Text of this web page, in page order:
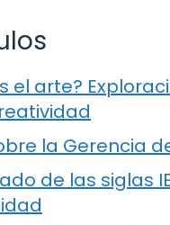
el arte?
la Gerencia
de las siglas